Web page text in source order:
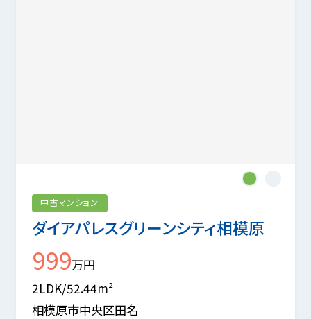
ダイアパレスグリーンシティ相模原
中古マンション
999万円
2LDK/52.44m²
相模原市中央区田名